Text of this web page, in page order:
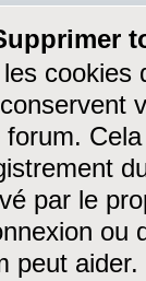
cookies
par le
ou
peut aider.